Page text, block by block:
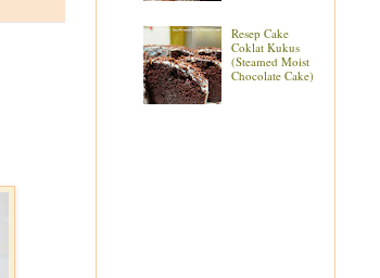
Resep Cake
Coklat Kukus
(Steamed Moist
Chocolate Cake)